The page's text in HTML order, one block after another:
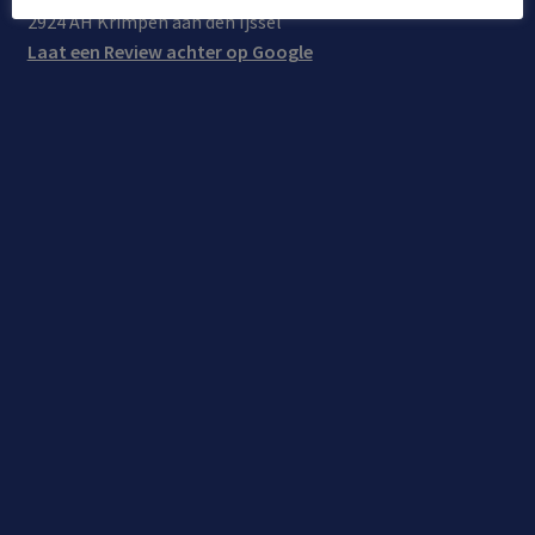
2924 AH Krimpen aan den Ijssel
Laat een Review achter op Google